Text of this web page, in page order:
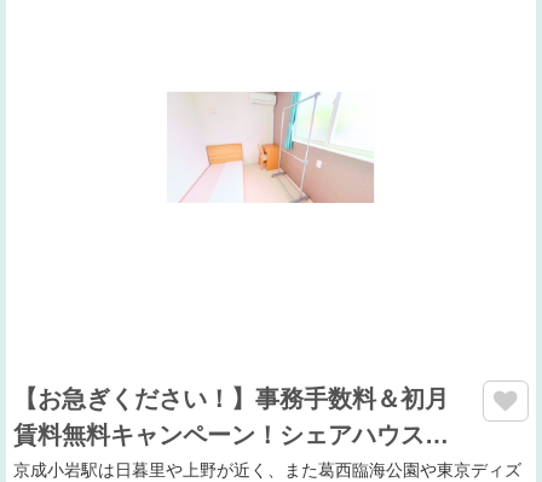
【お急ぎください！】事務手数料＆初月
賃料無料キャンペーン！シェアハウス…
京成小岩駅は日暮里や上野が近く、また葛西臨海公園や東京ディズ